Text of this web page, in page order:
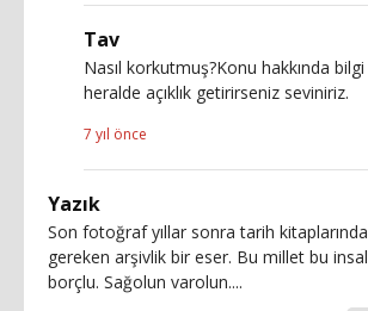
Tav
Nasıl korkutmuş?Konu hakkında
heralde açıklık getirirseniz seviniriz.
7 yıl önce
Yazık
Son fotoğraf yıllar sonra tarih
gereken arşivlik bir eser. Bu millet bu
borçlu. Sağolun varolun....